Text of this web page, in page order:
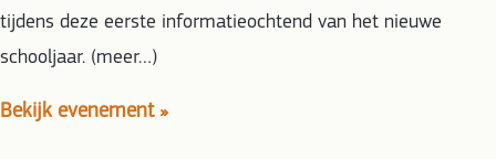
tijdens deze eerste informatieochtend van het nieuwe
schooljaar. (meer…)
Bekijk evenement »